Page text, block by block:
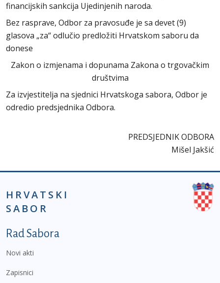
financijskih sankcija Ujedinjenih naroda.
Bez rasprave, Odbor za pravosuđe je sa devet (9)
glasova „za“ odlučio predložiti Hrvatskom saboru da
donese
Zakon o izmjenama i dopunama Zakona o trgovačkim
društvima
Za izvjestitelja na sjednici Hrvatskoga sabora, Odbor je
odredio predsjednika Odbora.
PREDSJEDNIK ODBORA
Mišel Jakšić
HRVATSKI
SABOR
Podnožje prvi izbornik
Rad Sabora
Novi akti
Zapisnici